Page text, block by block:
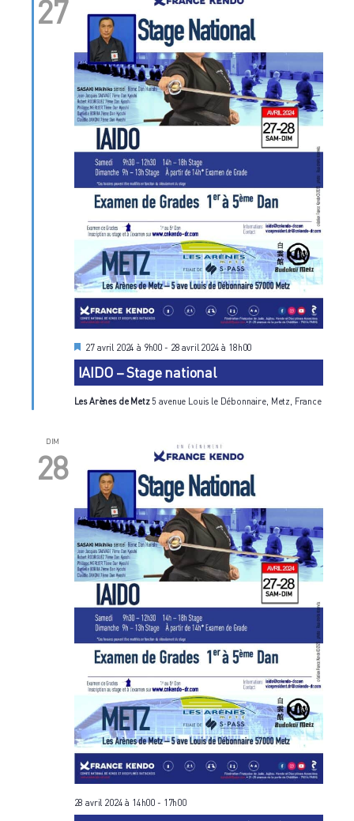
27
IAIDO – Stage national
M
i
s
a
27 avril 2024 à 9h00 - 28 avril 2024 à 18h00
Les Arènes de Metz 5 avenue Louis le Débonnaire, Metz, France
DIM
28
28 avril 2024 à 14h00 - 17h00